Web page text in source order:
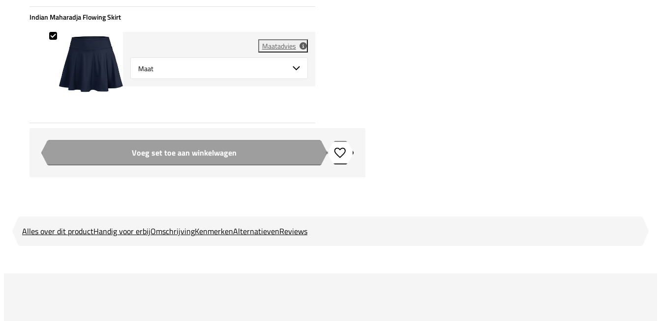
Indian Maharadja Flowing Skirt
Maatadvies
Indian Maharadja Flowing Skirt
Aantal Voeg set toe aan winkelwagen Toevoegen aan verlanglijstje
Alles over dit productHandig voor erbijOmschrijvingKenmerkenAlternatievenReviews